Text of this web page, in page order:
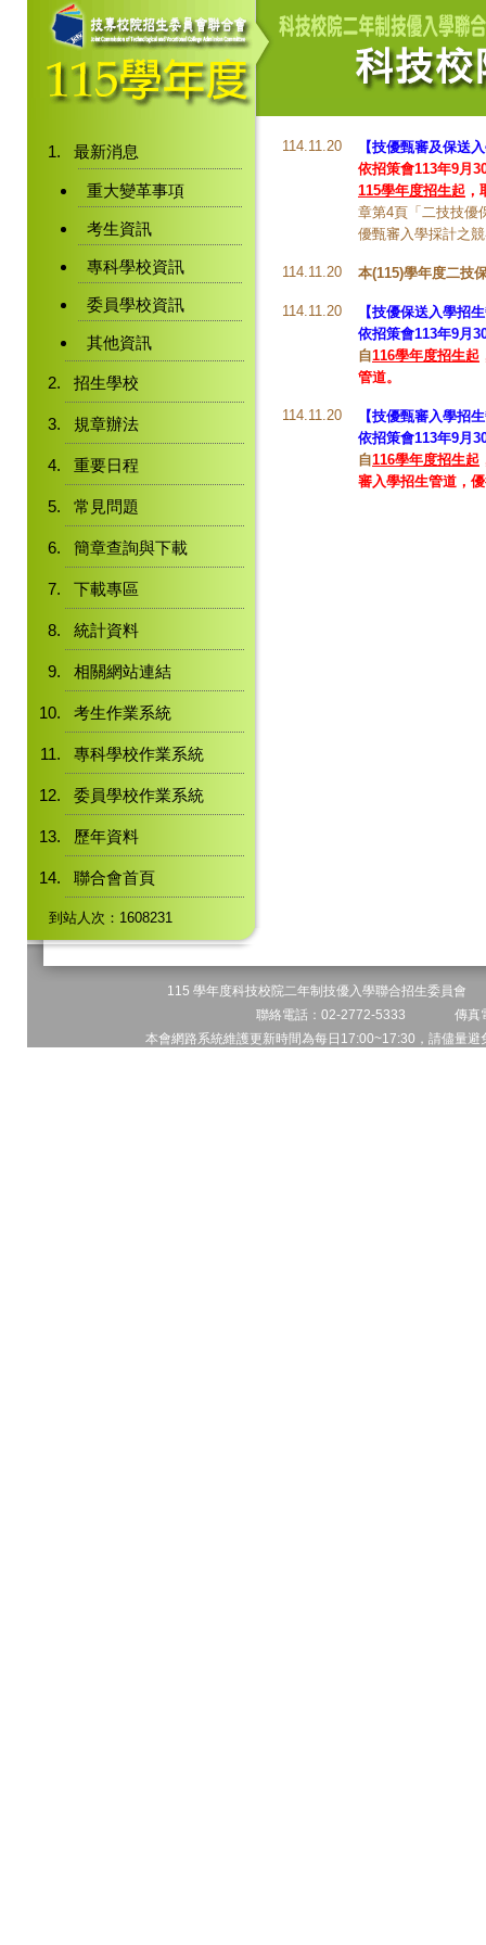
最新消息
重大變革事項
考生資訊
專科學校資訊
委員學校資訊
其他資訊
招生學校
規章辦法
重要日程
常見問題
簡章查詢與下載
下載專區
統計資料
相關網站連結
考生作業系統
專科學校作業系統
委員學校作業系統
歷年資料
聯合會首頁
到站人次：1608231
114.11.20
【技優甄審及保送
依招策會113年9月
115學年度招生起 ，
章第4頁「二技技優
優甄審入學採計之
114.11.20 本(115)學年度二技
114.11.20
【技優保送入學招
依招策會113年9月
自116學年度招生起
管道。
114.11.20
【技優甄審入學招
依招策會113年9月
自116學年度招生起
審入學招生管道，
115 學年度科技校院二年制技優入學聯合招生委員
聯絡電話：02-2772-5333 傳
本會網路系統維護更新時間為每日17:00~17:30，請儘量